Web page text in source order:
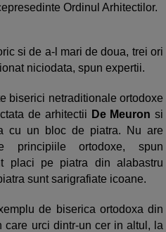
Ordinul Arhitectilor.
si de a-l mari de doua, trei ori
niciodata, spun expertii.
biserici netraditionale ortodoxe
de arhitectii De Meuronsi
cu un bloc de piatra. Nu are
principiile ortodoxe, spun
placi pe piatra din alabastru
sunt sarigrafiate icoane.
de biserica ortodoxa din
care urci dintr-un cer in altul, la